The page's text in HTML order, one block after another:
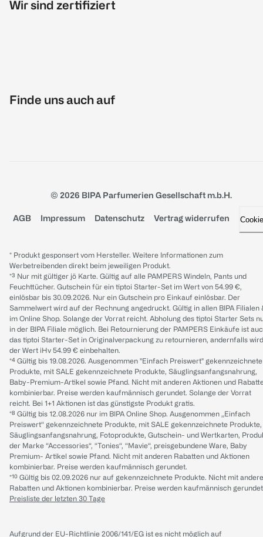
Wir sind zertifiziert
Finde uns auch auf
© 2026 BIPA Parfumerien Gesellschaft m.b.H.
AGB Impressum Datenschutz Vertrag widerrufen
* Produkt gesponsert vom Hersteller. Weitere Informationen zum
Werbetreibenden direkt beim jeweiligen Produkt.
*³ Nur mit gültiger jö Karte. Gültig auf alle PAMPERS Windeln, Pants und
Feuchttücher. Gutschein für ein tiptoi Starter-Set im Wert von 54.99 €,
einlösbar bis 30.09.2026. Nur ein Gutschein pro Einkauf einlösbar. Der
Sammelwert wird auf der Rechnung angedruckt. Gültig in allen BIPA Filialen
im Online Shop. Solange der Vorrat reicht. Abholung des tiptoi Starter Sets
in der BIPA Filiale möglich. Bei Retournierung der PAMPERS Einkäufe ist
das tiptoi Starter-Set in Originalverpackung zu retournieren, andernfalls wird
der Wert iHv 54.99 € einbehalten.
*⁴ Gültig bis 19.08.2026. Ausgenommen "Einfach Preiswert" gekennzeichnete
Produkte, mit SALE gekennzeichnete Produkte, Säuglingsanfangsnahrung,
Baby-Premium-Artikel sowie Pfand. Nicht mit anderen Aktionen und
kombinierbar. Preise werden kaufmännisch gerundet. Solange der Vorrat
reicht. Bei 1+1 Aktionen ist das günstigste Produkt gratis.
*⁸ Gültig bis 12.08.2026 nur im BIPA Online Shop. Ausgenommen „Einfach
Preiswert“ gekennzeichnete Produkte, mit SALE gekennzeichnete Produkte,
Säuglingsanfangsnahrung, Fotoprodukte, Gutschein- und Wertkarten,
der Marke “Accessories“, “Tonies“, “Mavie“, preisgebundene Ware, Baby
Premium- Artikel sowie Pfand. Nicht mit anderen Rabatten und Aktionen
kombinierbar. Preise werden kaufmännisch gerundet.
*¹⁰ Gültig bis 02.09.2026 nur auf gekennzeichnete Produkte. Nicht mit
Rabatten und Aktionen kombinierbar. Preise werden kaufmännisch
Preisliste der letzten 30 Tage
Aufgrund der EU-Richtlinie 2006/141/EG ist es nicht möglich auf